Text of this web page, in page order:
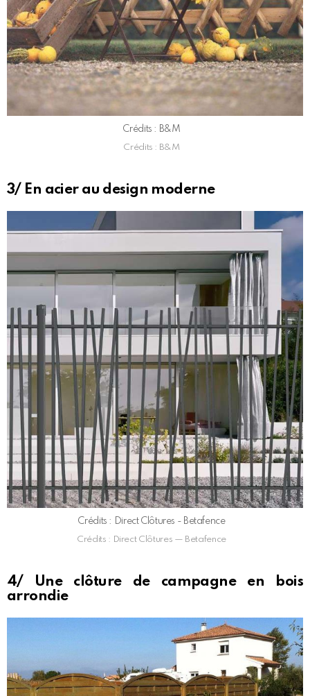
Crédits : B&M
Crédits : B&M
3/ En acier au design moderne
Crédits : Direct Clôtures - Betafence
Crédits : Direct Clôtures — Betafence
4/ Une clôture de campagne en bois
arrondie